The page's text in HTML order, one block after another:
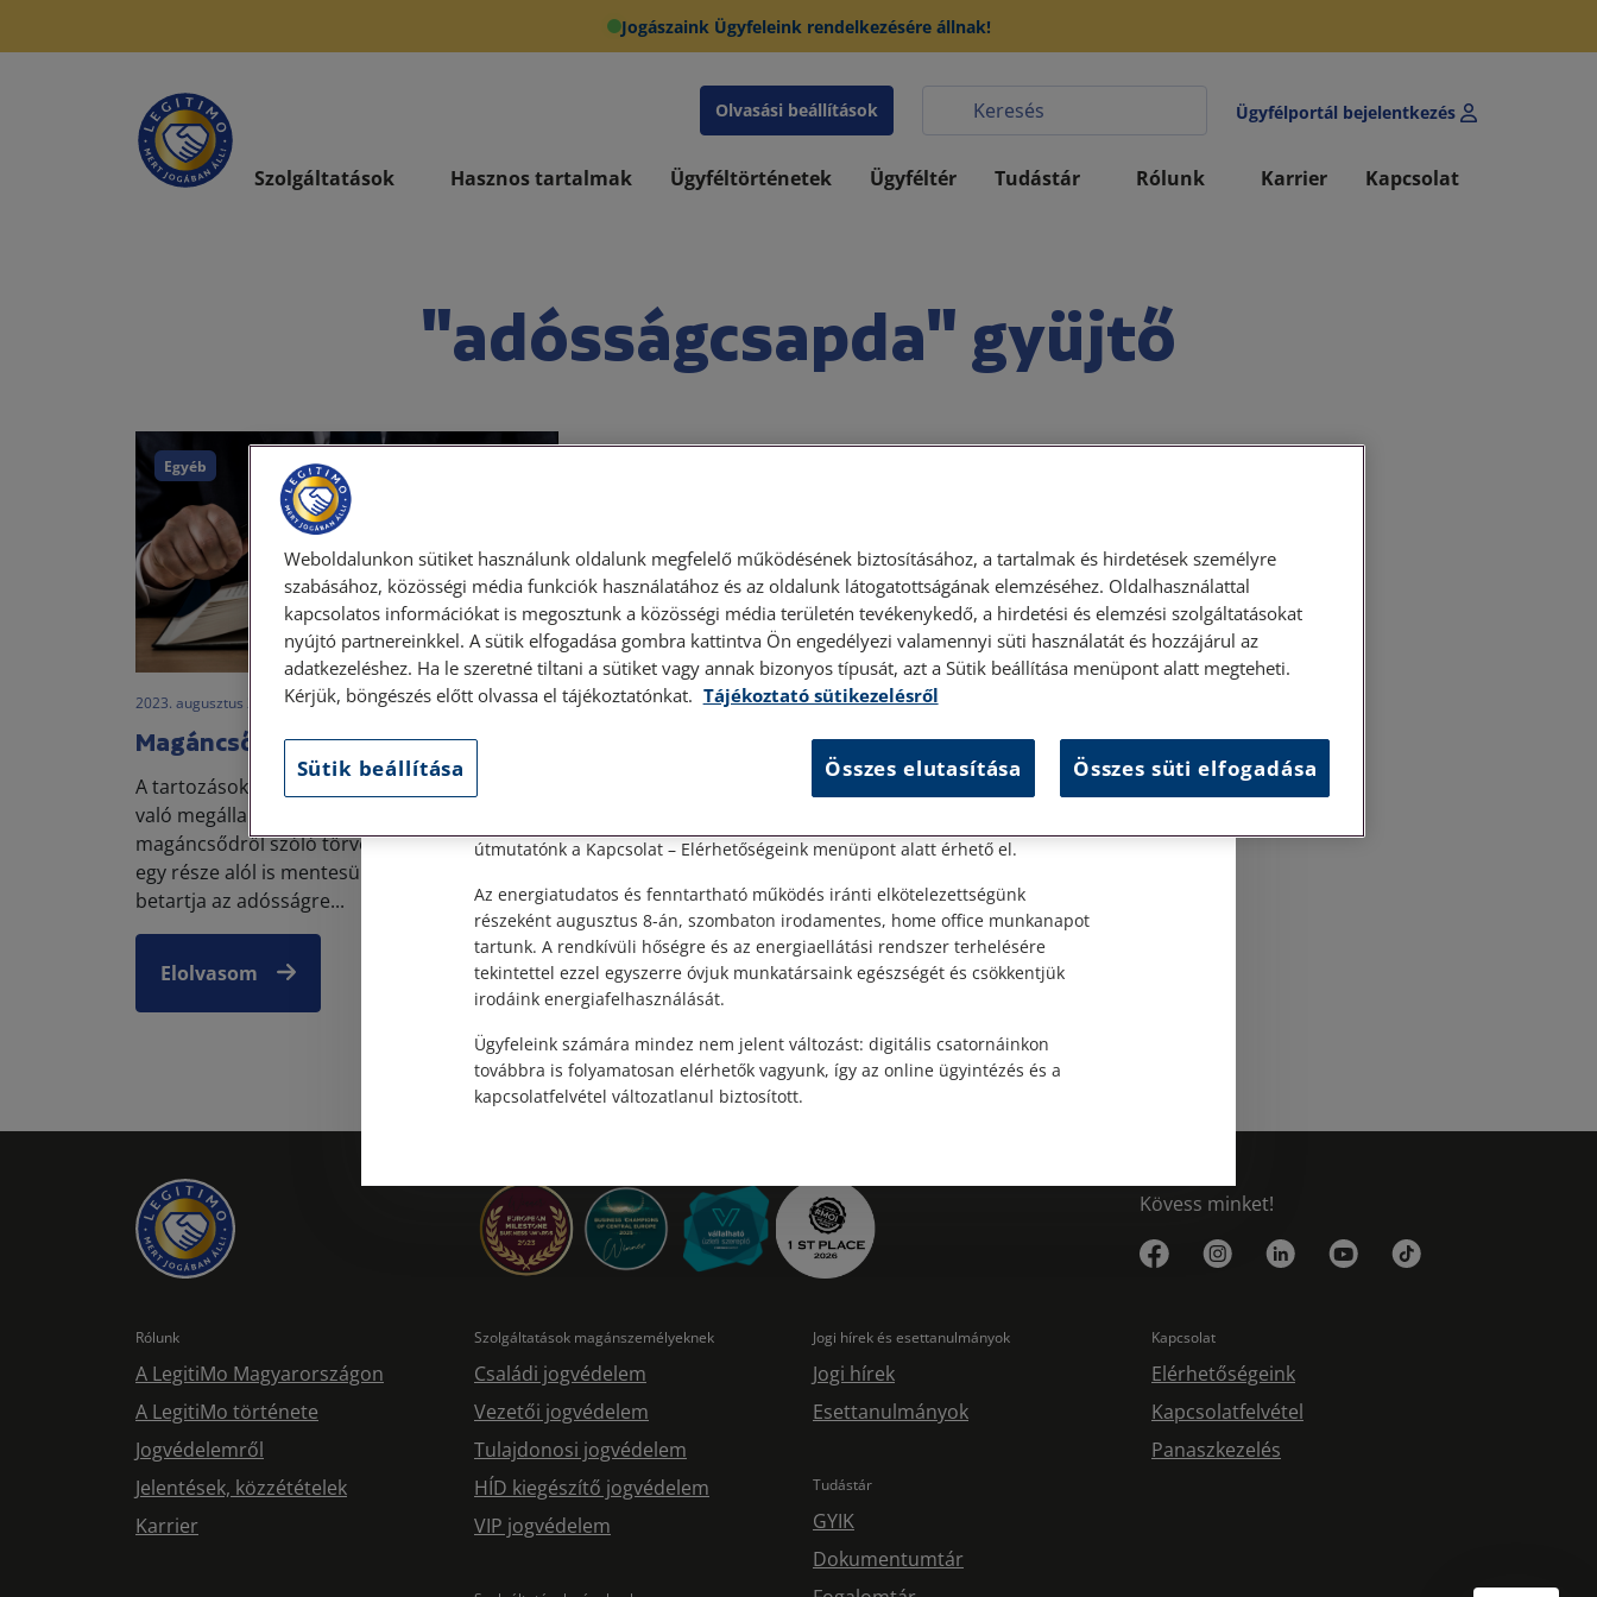
Jogászaink Ügyfeleink rendelkezésére állnak!
Olvasási beállítások Ügyfélportál bejelentkezés
Szolgáltatások Hasznos tartalmak Ügyféltörténetek Ügyféltér Tudástár Rólunk Karrier Kapcsolat
"adósságcsapda" gyüjtő
Egyéb
2023. augusztus 25. • LegitiMoadmin
Magáncsőd Magyarországon
A tartozások fizetésének rendjét, a hitelezőkkel
való megállapodást igyekszik elősegíteni a
magáncsődről szóló törvény, de az adósság
egy része alól is mentesülhet az adós, ha
betartja az adósságre...
Elolvasom
Kövess minket!
Rólunk
A LegitiMo Magyarországon
A LegitiMo története
Jogvédelemről
Jelentések, közzétételek
Karrier
Szolgáltatások magánszemélyeknek
Családi jogvédelem
Vezetői jogvédelem
Tulajdonosi jogvédelem
HÍD kiegészítő jogvédelem
VIP jogvédelem
Jogi hírek és esettanulmányok
Jogi hírek
Esettanulmányok
Tudástár
GYIK
Dokumentumtár
Kapcsolat
Elérhetőségeink
Kapcsolatfelvétel
Panaszkezelés
Személyes ügyfélfogadás
Személyes ügyfélszolgálatunk telefonon történő előzetes időpontegyeztetés
után, szerdai napokon érhető el.
útmutatónk a Kapcsolat – Elérhetőségeink menüpont alatt érhető el.
Az energiatudatos és fenntartható működés iránti elkötelezettségünk
részeként augusztus 8-án, szombaton irodamentes, home office munkanapot
tartunk. A rendkívüli hőségre és az energiaellátási rendszer terhelésére
tekintettel ezzel egyszerre óvjuk munkatársaink egészségét és csökkentjük
irodáink energiafelhasználását.
Ügyfeleink számára mindez nem jelent változást: digitális csatornáinkon
továbbra is folyamatosan elérhetők vagyunk, így az online ügyintézés és a
kapcsolatfelvétel változatlanul biztosított.
Weboldalunkon sütiket használunk oldalunk megfelelő működésének biztosításához, a tartalmak és hirdetések személyre
szabásához, közösségi média funkciók használatához és az oldalunk látogatottságának elemzéséhez. Oldalhasználattal
kapcsolatos információkat is megosztunk a közösségi média területén tevékenykedő, a hirdetési és elemzési szolgáltatásokat
nyújtó partnereinkkel. A sütik elfogadása gombra kattintva Ön engedélyezi valamennyi süti használatát és hozzájárul az
adatkezeléshez. Ha le szeretné tiltani a sütiket vagy annak bizonyos típusát, azt a Sütik beállítása menüpont alatt megteheti.
Kérjük, böngészés előtt olvassa el tájékoztatónkat. Tájékoztató sütikezelésről
Sütik beállítása Összes elutasítása Összes süti elfogadása